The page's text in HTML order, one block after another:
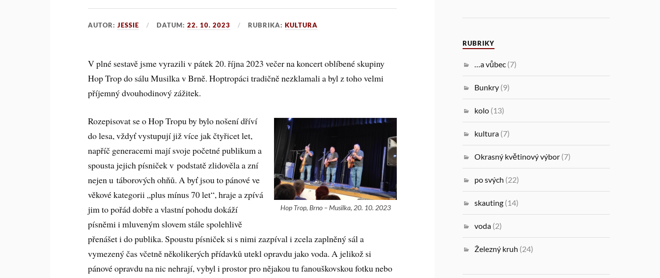
AUTOR:JESSIE DATUM:22. 10. 2023 RUBRIKA:KULTURA
V plné sestavě jsme vyrazili v pátek 20. října 2023 večer na koncert oblíbené skupiny
Hop Trop do sálu Musilka v Brně. Hoptropáci tradičně nezklamali a byl z toho velmi
příjemný dvouhodinový zážitek.
Hop Trop, Brno – Musilka, 20. 10. 2023
Rozepisovat se o Hop Tropu by bylo nošení dříví
do lesa, vždyť vystupují již více jak čtyřicet let,
napříč generacemi mají svoje početné publikum a
spousta jejich písniček v podstatě zlidověla a zní
nejen u táborových ohňů. A byť jsou to pánové ve
věkové kategorii „plus mínus 70 let“, hraje a zpívá
jim to pořád dobře a vlastní pohodu dokáží
písněmi i mluveným slovem stále spolehlivě
přenášet i do publika. Spoustu písniček si s nimi zazpíval i zcela zaplněný sál a
vymezený čas včetně několikerých přídavků utekl opravdu jako voda. A jelikož si
pánové opravdu na nic nehrají, vybyl i prostor pro nějakou tu fanouškovskou fotku nebo
RUBRIKY
…a vůbec (7)
Bunkry (9)
kolo (13)
kultura (7)
Okrasný květinový výbor (7)
po svých (22)
skauting (14)
voda (2)
Železný kruh (24)